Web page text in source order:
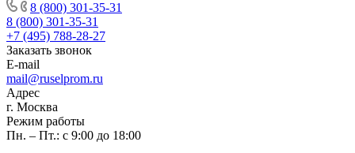
8 (800) 301-35-31
8 (800) 301-35-31
+7 (495) 788-28-27
Заказать звонок
E-mail
mail@ruselprom.ru
Адрес
г. Москва
Режим работы
Пн. – Пт.: с 9:00 до 18:00